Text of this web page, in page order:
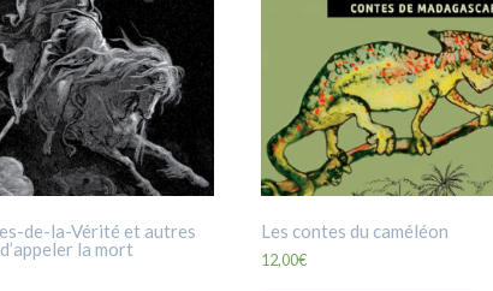
de-la-Vérité et autres
la mort
Les contes du caméléon
12,00€